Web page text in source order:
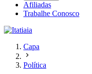
Afiliadas
Trabalhe Conosco
Capa
Política